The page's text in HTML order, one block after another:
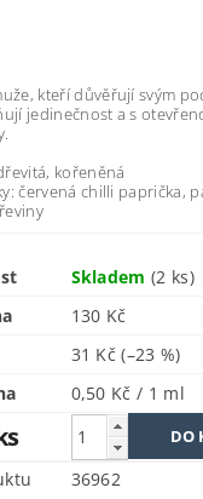
kteří důvěřují svým
jedinečnost a s
kořeněná
červená chilli paprička,
Skladem(2 ks)
130 Kč
31 Kč(–23 %)
0,50 Kč / 1 ml
36962